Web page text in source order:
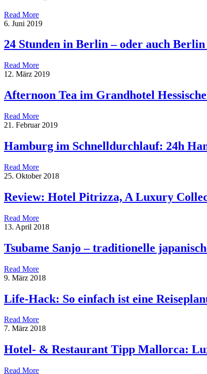
Read More
6. Juni 2019
24 Stunden in Berlin – oder auch
Read More
12. März 2019
Afternoon Tea im Grandhotel
Read More
21. Februar 2019
Hamburg im Schnelldurchlauf: 24h
Read More
25. Oktober 2018
Review: Hotel Pitrizza, A Luxury
Read More
13. April 2018
Tsubame Sanjo – traditionelle
Read More
9. März 2018
Life-Hack: So einfach ist eine
Read More
7. März 2018
Hotel- & Restaurant Tipp Mallorca:
Read More